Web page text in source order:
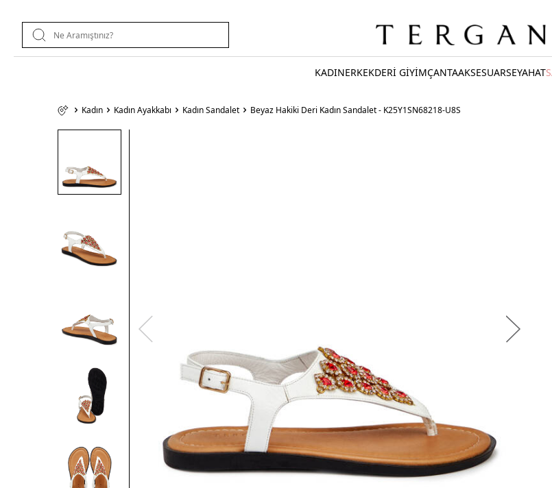
KADINERKEKDERİ GİYİMÇANTAAKSESUARSEYAHAT
Kadın Kadın Ayakkabı Kadın Sandalet Beyaz Hakiki Deri Kadın Sandalet - K25Y1SN68218-U8S